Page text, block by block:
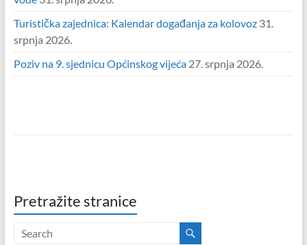
Turistička zajednica: Kalendar događanja za kolovoz 31.
srpnja 2026.
Poziv na 9. sjednicu Općinskog vijeća 27. srpnja 2026.
Pretražite stranice